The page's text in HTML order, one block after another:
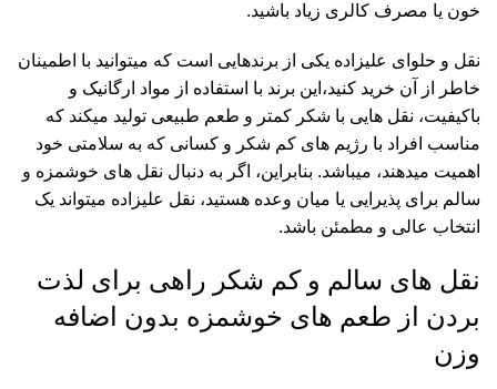
خون یا مصرف کالری زیاد باشید.
نقل و حلوای علیزاده یکی از برندهایی است که میتوانید با اطمینان
خاطر از آن خرید کنید،این برند با استفاده از مواد ارگانیک و
باکیفیت، نقل هایی با شکر کمتر و طعم طبیعی تولید میکند که
مناسب افراد با رژیم های کم شکر و کسانی که به سلامتی خود
اهمیت میدهند، میباشد. بنابراین، اگر به دنبال نقل های خوشمزه و
سالم برای پذیرایی یا میان وعده هستید، نقل علیزاده میتواند یک
انتخاب عالی و مطمئن باشد.
نقل های سالم و کم شکر راهی برای لذت
بردن از طعم های خوشمزه بدون اضافه
وزن